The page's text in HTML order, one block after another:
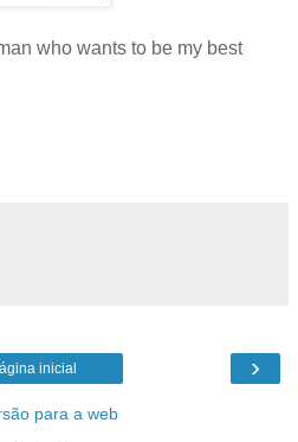
who wants to be my best
›
inicial
para a web